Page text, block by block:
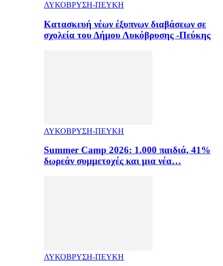
ΛΥΚΟΒΡΥΣΗ-ΠΕΥΚΗ
Κατασκευή νέων έξυπνων διαβάσεων σε
σχολεία του Δήμου Λυκόβρυσης -Πεύκης
ΛΥΚΟΒΡΥΣΗ-ΠΕΥΚΗ
Summer Camp 2026: 1.000 παιδιά, 41%
δωρεάν συμμετοχές και μια νέα…
ΛΥΚΟΒΡΥΣΗ-ΠΕΥΚΗ